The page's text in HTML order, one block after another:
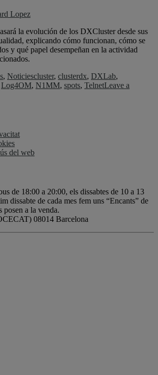
Lopez
la evolución de los DXCluster desde sus
explicando cómo funcionan, cómo se
y qué papel desempeñan en la actividad
, Noticiescluster, clusterdx, DXLab,
Log4OM, N1MM, spots, TelnetLeave a
del web
de 18:00 a 20:00, els dissabtes de 10 a 13
dissabte de cada mes fem uns “Encants” de
posen a la venda.
08014 Barcelona